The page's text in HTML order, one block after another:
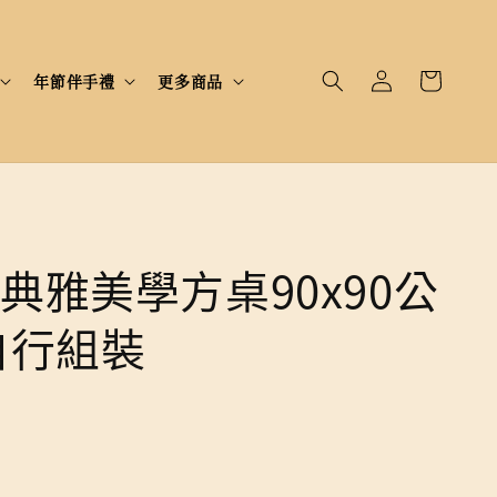
年節伴手禮 更多商品
雅美學方桌90x90公
組裝